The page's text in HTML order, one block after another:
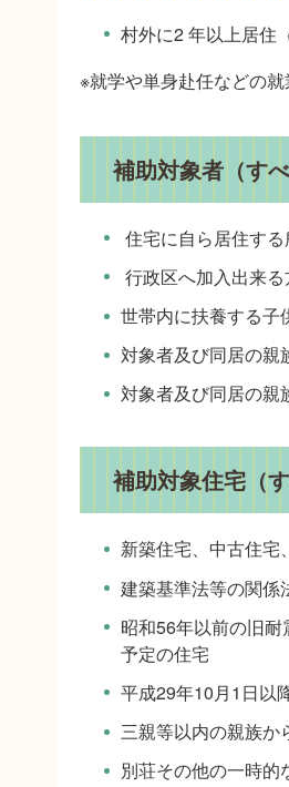
村外に2 年以上居住
※就学や単身赴任などの
補助対象者（す
住宅に自ら居住す
行政区へ加入出来る
世帯内に扶養する子
対象者及び同居の親
対象者及び同居の親
補助対象住宅（
新築住宅、中古住宅
建築基準法等の関係
昭和56年以前の旧
予定の住宅
平成29年10月1日以
三親等以内の親族か
別荘その他の一時的